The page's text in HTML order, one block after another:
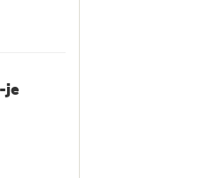
je